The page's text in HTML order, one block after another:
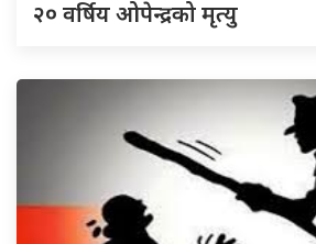
२० वर्षिय ओपेन्द्रको मृत्यु